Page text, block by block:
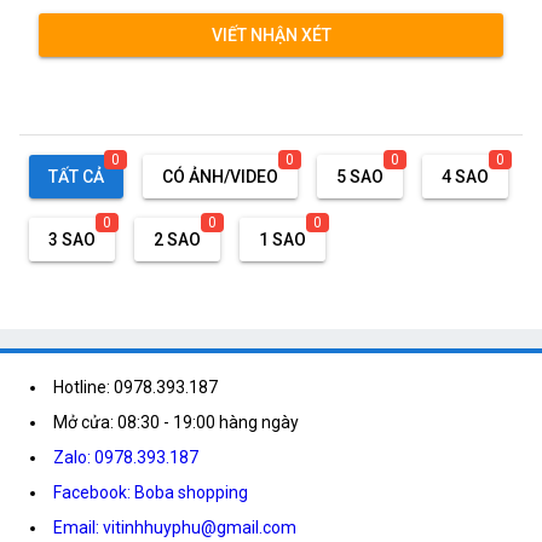
VIẾT NHẬN XÉT
TẤT CẢ
0
CÓ ẢNH/VIDEO
0
5 SAO
0
4 SAO
0
3 SAO
0
2 SAO
0
1 SAO
0
Hotline: 0978.393.187
Mở cửa: 08:30 - 19:00 hàng ngày
Zalo: 0978.393.187
Facebook: Boba shopping
Email: vitinhhuyphu@gmail.com